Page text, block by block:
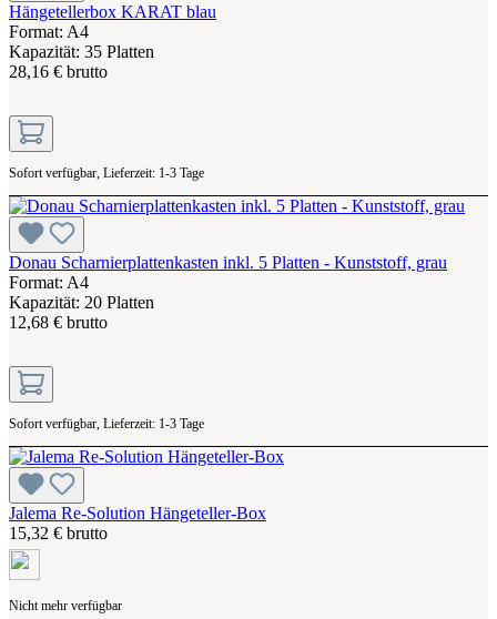
Hängetellerbox KARAT blau
Format: A4
Kapazität: 35 Platten
28,16 € brutto
Sofort verfügbar, Lieferzeit: 1-3 Tage
Donau Scharnierplattenkasten inkl. 5 Platten - Kunststoff, grau
Format: A4
Kapazität: 20 Platten
12,68 € brutto
Sofort verfügbar, Lieferzeit: 1-3 Tage
Jalema Re-Solution Hängeteller-Box
15,32 € brutto
Nicht mehr verfügbar